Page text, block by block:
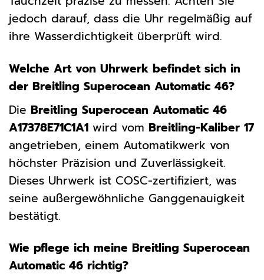
jedoch darauf, dass die Uhr regelmäßig auf
ihre Wasserdichtigkeit überprüft wird.
Welche Art von Uhrwerk befindet sich in
der Breitling Superocean Automatic 46?
Die Breitling Superocean Automatic 46
A17378E71C1A1 wird vom Breitling-Kaliber 17
angetrieben, einem Automatikwerk von
höchster Präzision und Zuverlässigkeit.
Dieses Uhrwerk ist COSC-zertifiziert, was
seine außergewöhnliche Ganggenauigkeit
bestätigt.
Wie pflege ich meine Breitling Superocean
Automatic 46 richtig?